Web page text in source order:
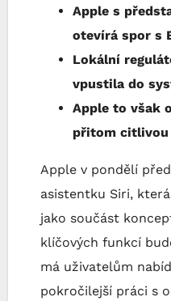
Apple s
otevírá spor s
Lokální
vpustila do
Apple to však
přitom citlivou
Apple v pondělí
asistentku Siri,
jako součást
klíčových funkcí
má uživatelům
pokročilejší práci s